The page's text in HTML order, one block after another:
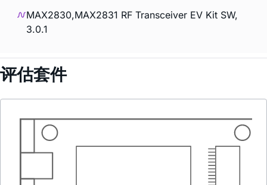
MAX2830,MAX2831 RF Transceiver EV Kit SW,
3.0.1
评估套件